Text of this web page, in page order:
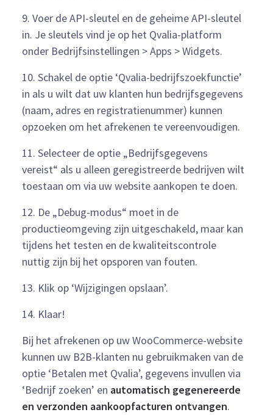
9. Voer de API-sleutel en de geheime API-sleutel
in. Je sleutels vind je op het Qvalia-platform
onder Bedrijfsinstellingen > Apps > Widgets.
10. Schakel de optie ‘Qvalia-bedrijfszoekfunctie’
in als u wilt dat uw klanten hun bedrijfsgegevens
(naam, adres en registratienummer) kunnen
opzoeken om het afrekenen te vereenvoudigen.
11. Selecteer de optie „Bedrijfsgegevens
vereist“ als u alleen geregistreerde bedrijven wilt
toestaan om via uw website aankopen te doen.
12. De „Debug-modus“ moet in de
productieomgeving zijn uitgeschakeld, maar kan
tijdens het testen en de kwaliteitscontrole
nuttig zijn bij het opsporen van fouten.
13. Klik op ‘Wijzigingen opslaan’.
14. Klaar!
Bij het afrekenen op uw WooCommerce-website
kunnen uw B2B-klanten nu gebruikmaken van de
optie ‘Betalen met Qvalia’, gegevens invullen via
‘Bedrijf zoeken’ en automatisch gegenereerde
en verzonden aankoopfacturen ontvangen.